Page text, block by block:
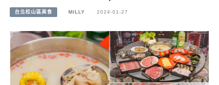
台北松山區美食 MILLY 2024-01-27